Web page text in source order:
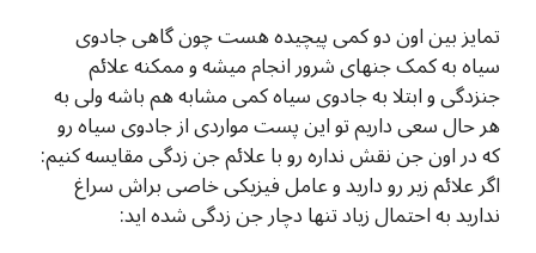
تمایز بین اون دو کمی پیچیده هست چون گاهی جادوی
سیاه به کمک جنهای شرور انجام میشه و ممکنه علائم
جنزدگی و ابتلا به جادوی سیاه کمی مشابه هم باشه ولی به
هر حال سعی داریم تو این پست مواردی از جادوی سیاه رو
که در اون جن نقش نداره رو با علائم جن زدگی مقایسه کنیم:
اگر علائم زیر رو دارید و عامل فیزیکی خاصی براش سراغ
ندارید به احتمال زیاد تنها دچار جن زدگی شده اید: